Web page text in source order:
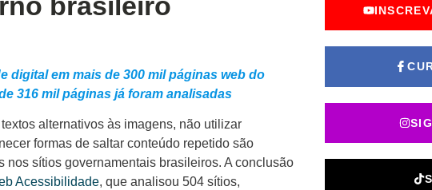
digital em mais de 300 mil páginas web do
316 mil páginas já foram analisadas
alternativos às imagens, não utilizar
formas de saltar conteúdo repetido são
sítios governamentais brasileiros. A conclusão
Acessibilidade, que analisou 504 sítios,